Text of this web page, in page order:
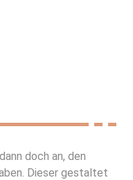
doch an, den
Dieser gestaltet